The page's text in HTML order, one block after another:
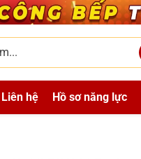
Liên hệ Hồ sơ năng lực